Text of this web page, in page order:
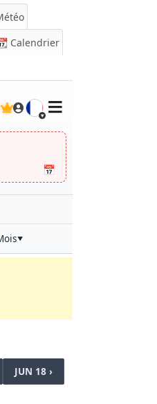
Calendrier
🇫🇷
📅
▼
JUN 18 ›